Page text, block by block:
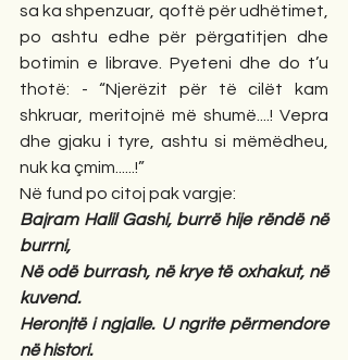
sa ka shpenzuar, qoftë për udhëtimet,
po ashtu edhe për përgatitjen dhe
botimin e librave. Pyeteni dhe do t’u
thotë: - “Njerëzit për të cilët kam
shkruar, meritojnë më shumë....! Vepra
dhe gjaku i tyre, ashtu si mëmëdheu,
nuk ka çmim......!”
Në fund po citoj pak vargje:
Bajram Halil Gashi, burrë hije rëndë në
burrni,
Në odë burrash, në krye të oxhakut, në
kuvend.
Heronjtë i ngjalle. U ngrite përmendore
në histori.